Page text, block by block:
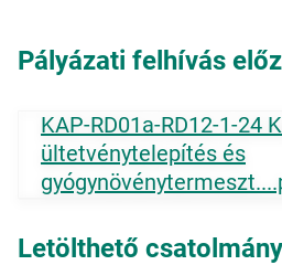
Pályázati felhívás
KAP-RD01a-RD12-1-24
ültetvénytelepítés és
Letölthető